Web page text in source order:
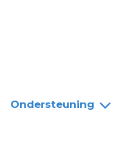
Ondersteuning